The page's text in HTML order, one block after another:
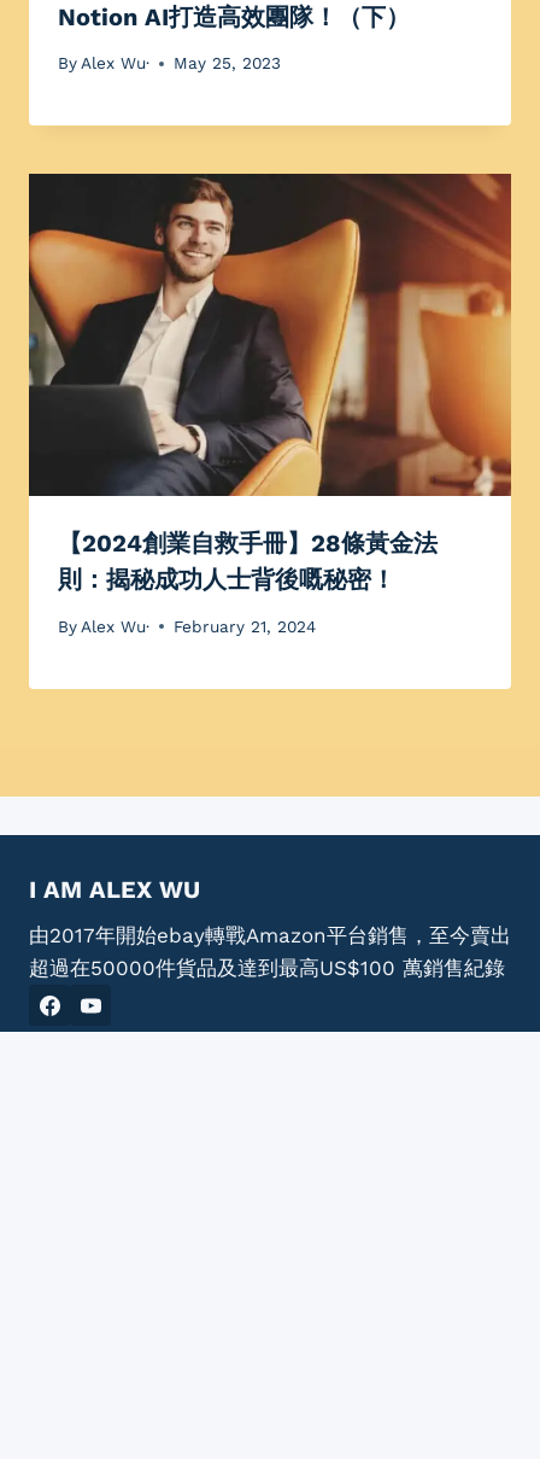
Notion AI打造高效團隊！（下）
ByAlex Wu· May 25, 2023
【2024創業自救手冊】28條黃金法
則：揭秘成功人士背後嘅秘密！
By Alex Wu· February 21, 2024
I AM ALEX WU
由2017年開始ebay轉戰Amazon平台銷售，至今賣出
超過在50000件貨品及達到最高US$100 萬銷售紀錄